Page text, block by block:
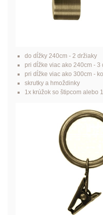
do dĺžky 240cm - 2 držiaky
pri dĺžke viac ako 240cm - 3
pri dĺžke viac ako 300cm -
skrutky a hmoždinky
1x krúžok so štipcom alebo